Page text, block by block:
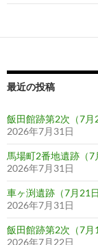
ゲ
ー
ョ
最近の投稿
飯田館跡第2次（7月
2026年7月31日
馬場町2番地遺跡（7
2026年7月31日
車ヶ渕遺跡（7月21
2026年7月31日
飯田館跡第2次（7月
2026年7月22日